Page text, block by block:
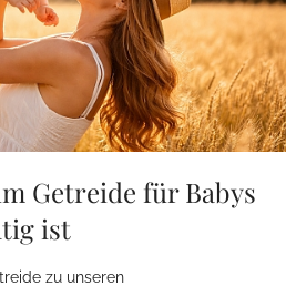
Getreide für Babys
ist
zu unseren